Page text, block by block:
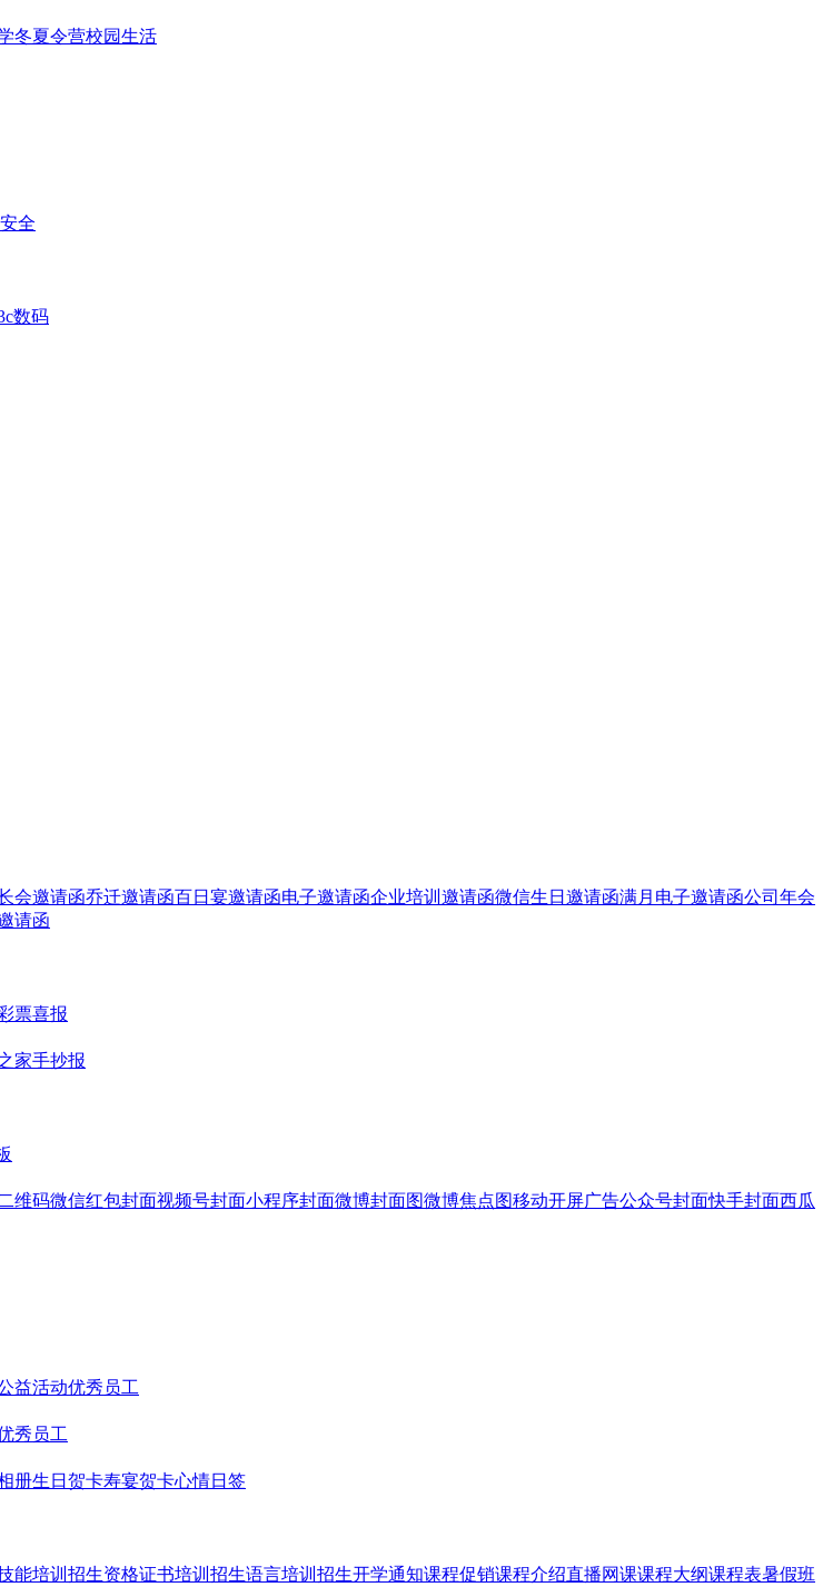
冬夏令营校园生活
全
数码
会邀请函乔迁邀请函百日宴邀请函电子邀请函企业培训邀请函微信生日邀请函满月电子邀请函公司年会
请函
票喜报
家手抄报
维码微信红包封面视频号封面小程序封面微博封面图微博焦点图移动开屏广告公众号封面快手封面西瓜
益活动优秀员工
秀员工
册生日贺卡寿宴贺卡心情日签
能培训招生资格证书培训招生语言培训招生开学通知课程促销课程介绍直播网课课程大纲课程表暑假班